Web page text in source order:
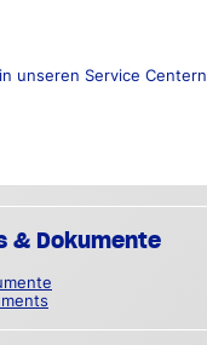
unseren Service Centern
& Dokumente